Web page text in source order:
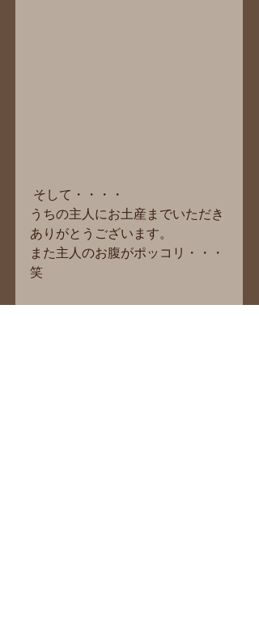
そして・・・・
うちの主人にお土産までいただき
ありがとうございます。
また主人のお腹がポッコリ・・・
笑